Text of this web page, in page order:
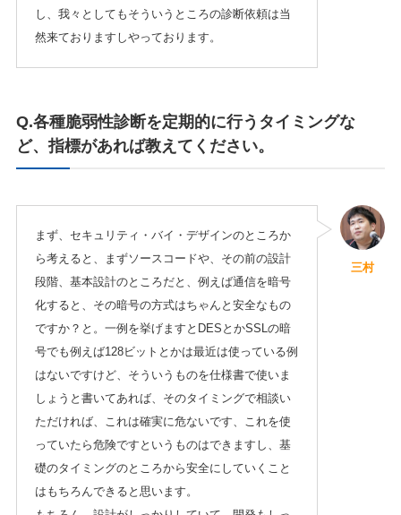
し、我々としてもそういうところの診断依頼は当
然来ておりますしやっております。
Q.各種脆弱性診断を定期的に行うタイミングな
ど、指標があれば教えてください。
まず、セキュリティ・バイ・デザインのところか
ら考えると、まずソースコードや、その前の設計
段階、基本設計のところだと、例えば通信を暗号
化すると、その暗号の方式はちゃんと安全なもの
ですか？と。一例を挙げますとDESとかSSLの暗
号でも例えば128ビットとかは最近は使っている例
はないですけど、そういうものを仕様書で使いま
しょうと書いてあれば、そのタイミングで相談い
ただければ、これは確実に危ないです、これを使
っていたら危険ですというものはできますし、基
礎のタイミングのところから安全にしていくこと
はもちろんできると思います。
三村